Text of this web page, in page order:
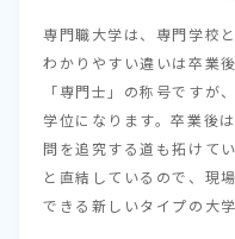
専門職大学は、専門学校
わかりやすい違いは卒業
「専門士」の称号ですが
学位になります。卒業後
問を追究する道も拓けて
と直結しているので、現
できる新しいタイプの大学